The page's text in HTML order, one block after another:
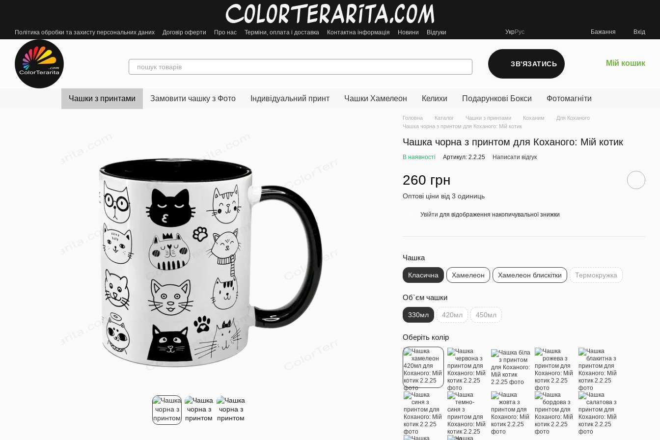
Політика обробки та захисту персональних даних Договір оферти Про нас Терміни, оплата і доставка Контактна інформація Новини Відгуки УкрРус Бажання Вхід
ЗВ'ЯЗАТИСЬ Мій кошик
Чашки з принтами Замовити чашку з Фото Індивідуальний принт Чашки Хамелеон Келихи Подарункові Бокси Фотомагніти
Головна Каталог Чашки з принтами Коханим
Для Коханого
Чашка чорна з принтом для Коханого: Мій котик
Чашка чорна з принтом для Коханого: Мій котик
В наявності Артикул: 2.2.25 Написати відгук
260 грн
Оптові ціни від 3 одиниць
Увійти для відображення накопичувальної знижки
Чашка
Класична Хамелеон Хамелеон блискітки Термокружка
Об`єм чашки
330мл 420мл 450мл
Оберіть колір